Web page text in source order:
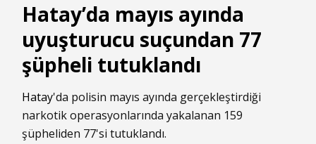
Hatay’da mayıs ayında
uyuşturucu suçundan 77
şüpheli tutuklandı
Hatay'da polisin mayıs ayında gerçekleştirdiği
narkotik operasyonlarında yakalanan 159
şüpheliden 77'si tutuklandı.